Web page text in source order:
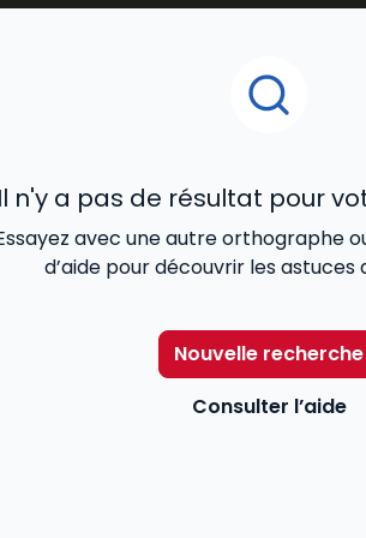
HSE, offrant ainsi auxjuristes,
Il n'y a pas de résultat pour
avec une autre orthographe
d’aide pour découvrir les astuces
Nouvelle recherche
Consulter l’aide